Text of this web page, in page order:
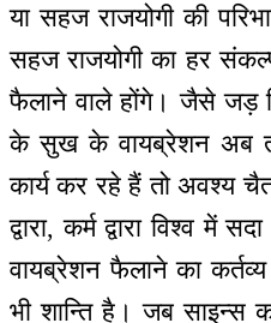
या सहज राजयोगी की
सहज राजयोगी का हर
फैलाने वाले होंगे। जैसे जड़
के सुख के वायब्रेशन अब
कार्य कर रहे हैं तो अवश्य
द्वारा, कर्म द्वारा विश्व में
वायब्रेशन फैलाने का
भी शान्ति है। जब साइन्स